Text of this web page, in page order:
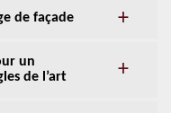
de façade
un
de l’art